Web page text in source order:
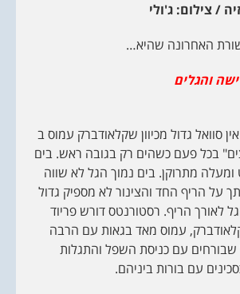
/ צילום: ג'ולי
האחרונה שהיא…
והגלים
סוואל גדול מכיוון שקלאודברק עמוס ב
בכל פעם כשהים רק בגובה ראש. בים
של 6-8 פיט ומעלה מתרוקן. בים נמוך הגל לא שווה
על הריף החד והצינור לא מספיק גדול
לאורך הריף. רסטורנטס דורש פריוד
עמוס מאד בגאות עם הרבה
שבורחים עם כניסת השפל והתגלות
עם בורות ביניהם.